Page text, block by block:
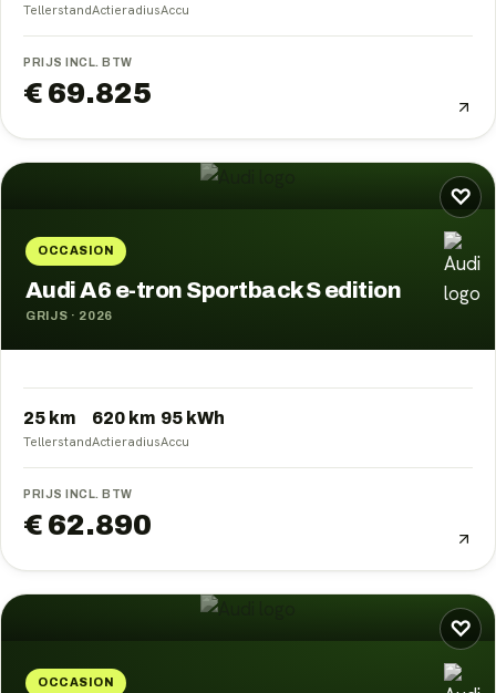
TellerstandActieradiusAccu
PRIJS INCL. BTW
€ 69.825
♡
OCCASION
Audi A6 e-tron Sportback S edition
GRIJS · 2026
25 km
Tellerstand
620 km
Actieradius
95 kWh
Accu
PRIJS INCL. BTW
€ 62.890
♡
OCCASION